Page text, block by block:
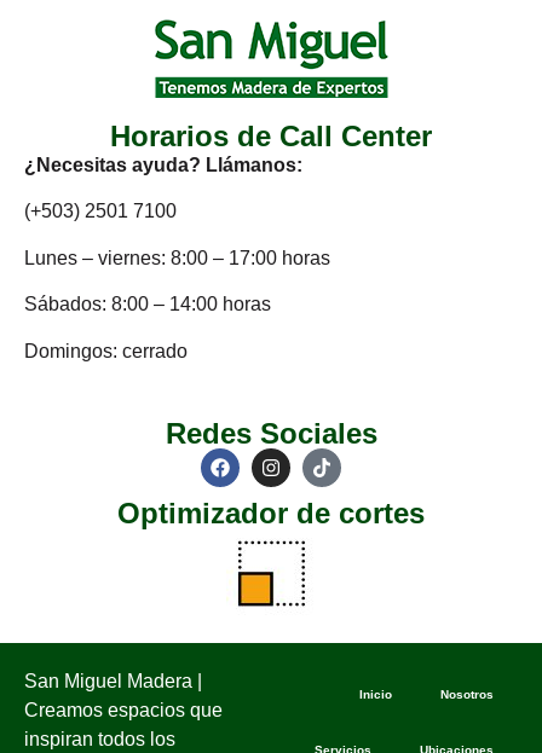
Horarios de Call Center
¿Necesitas ayuda? Llámanos:
(+503) 2501 7100
Lunes – viernes: 8:00 – 17:00 horas
Sábados: 8:00 – 14:00 horas
Domingos: cerrado
Redes Sociales
Optimizador de cortes
San Miguel Madera |
Creamos espacios que
inspiran todos los
Inicio Nosotros
Servicios Ubicaciones